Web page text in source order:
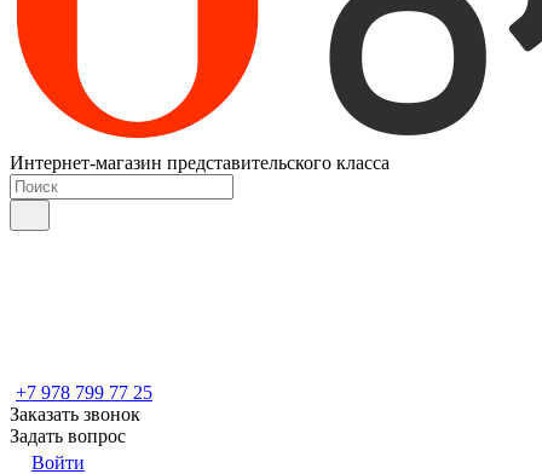
Интернет-магазин представительского класса
+7 978 799 77 25
Заказать звонок
Задать вопрос
Войти